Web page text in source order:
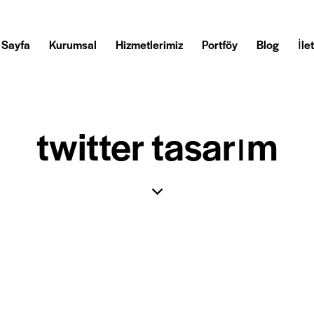
Kurumsal Hizmetlerimiz Portföy Blog
twitter tasarım